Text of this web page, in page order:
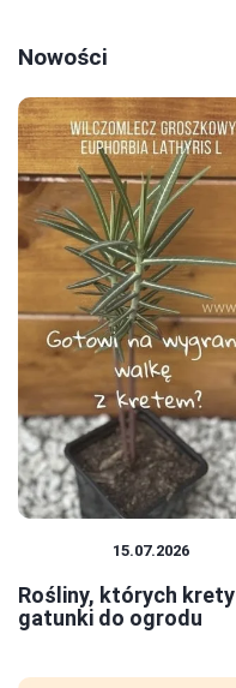
Nowości
15.07.2026
Rośliny, których
gatunki do ogrodu